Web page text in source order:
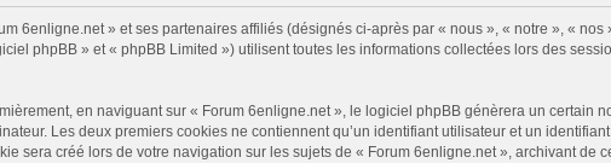
6enligne.net » et ses partenaires affiliés (désignés ci-après par « nous », « notre », « nos
phpBB » et « phpBB Limited ») utilisent toutes les informations collectées lors des
en naviguant sur « Forum 6enligne.net », le logiciel phpBB génèrera un certain
Les deux premiers cookies ne contiennent qu’un identifiant utilisateur et un
sera créé lors de votre navigation sur les sujets de « Forum 6enligne.net », archivant de